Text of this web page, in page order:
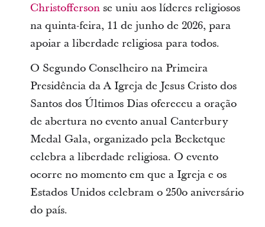
Christoffersonse uniu aos líderes religiosos
na quinta-feira, 11 de junho de 2026, para
apoiar a liberdade religiosa para todos.
O Segundo Conselheiro na Primeira
Presidência da A Igreja de Jesus Cristo dos
Santos dos Últimos Dias ofereceu a oração
de abertura no evento anual Canterbury
Medal Gala, organizado pela Becketque
celebra a liberdade religiosa. O evento
ocorre no momento em que a Igreja e os
Estados Unidos celebram o 250o aniversário
do país.